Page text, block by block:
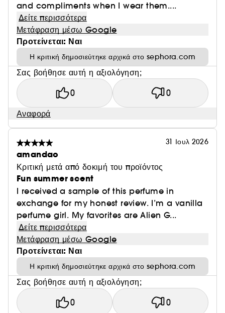
and compliments when I wear them....
Δείτε περισσότερα
Μετάφραση μέσω Google
Προτείνεται: Ναι
Η κριτική δημοσιεύτηκε αρχικά στο sephora.com
Σας βοήθησε αυτή η αξιολόγηση;
0 0
Αναφορά
31 Ιουλ 2026
amandao
Κριτική μετά από δοκιμή του προϊόντος
Fun summer scent
I received a sample of this perfume in
exchange for my honest review. I’m a vanilla
perfume girl. My favorites are Alien G...
Δείτε περισσότερα
Μετάφραση μέσω Google
Προτείνεται: Ναι
Η κριτική δημοσιεύτηκε αρχικά στο sephora.com
Σας βοήθησε αυτή η αξιολόγηση;
0 0